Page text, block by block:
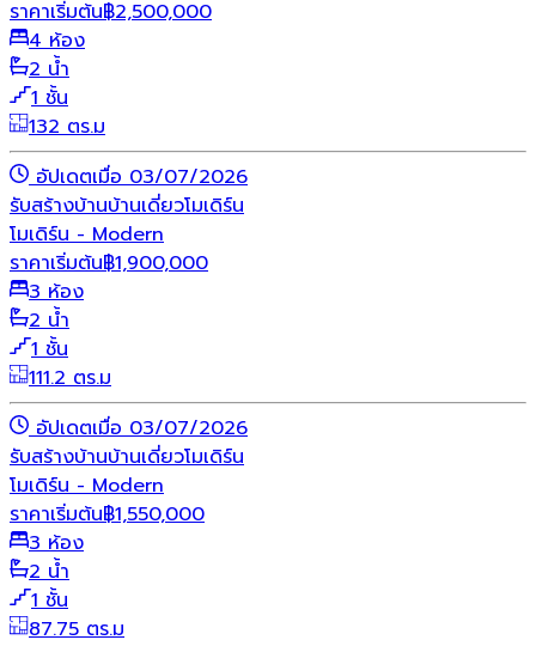
ราคาเริ่มต้น฿2,500,000
4 ห้อง
2 น้ำ
1 ชั้น
132 ตร.ม
อัปเดตเมื่อ 03/07/2026
รับสร้างบ้านบ้านเดี่ยวโมเดิร์น
โมเดิร์น - Modern
ราคาเริ่มต้น฿1,900,000
3 ห้อง
2 น้ำ
1 ชั้น
111.2 ตร.ม
อัปเดตเมื่อ 03/07/2026
รับสร้างบ้านบ้านเดี่ยวโมเดิร์น
โมเดิร์น - Modern
ราคาเริ่มต้น฿1,550,000
3 ห้อง
2 น้ำ
1 ชั้น
87.75 ตร.ม